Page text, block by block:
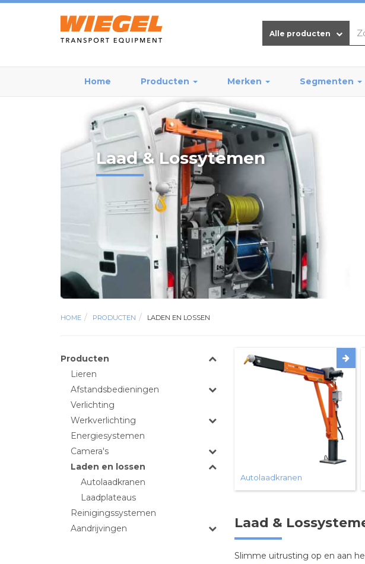
Alle producten
Home Producten Merken Segmenten
Laad & Lossytemen
HOME PRODUCTEN LADEN EN LOSSEN
Producten
Lieren
Afstandsbedieningen
Verlichting
Werkverlichting
Energiesystemen
Camera's
Laden en lossen
Autolaadkranen
Laadplateaus
Reinigingssystemen
Aandrijvingen
Autolaadkranen
Laad &
Slimme uitrusting op en aan